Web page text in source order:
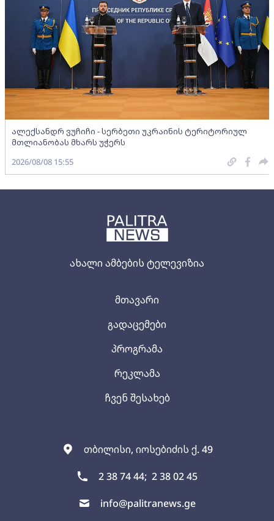
ახალი ამბების ტელევიზია
თბილისი, იოსებიძის ქ. 49
2 38 74 44; 2 38 02 45
info@palitranews.ge
მთავარი
გადაცემები
პროგრამა
რეკლამა
ჩვენ შესახებ
ალექსანდრ ვუჩიჩი - სერბეთი უკრაინის ტერიტორიულ
მთლიანობას მხარს უჭერს
2026/08/08 15:55